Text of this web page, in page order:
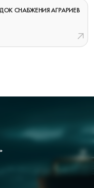
СНАБЖЕНИЯ АГРАРИЕВ